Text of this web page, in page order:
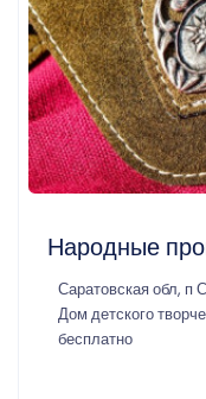
Народные
Саратовская обл, п
Дом детского
бесплатно